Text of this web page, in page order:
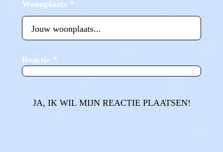
Woonplaats *
Reactie *
JA, IK WIL MIJN REACTIE PLAATSEN!